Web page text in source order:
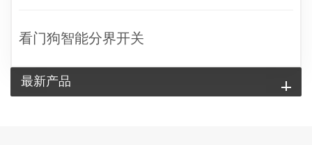
看门狗智能分界开关
最新产品